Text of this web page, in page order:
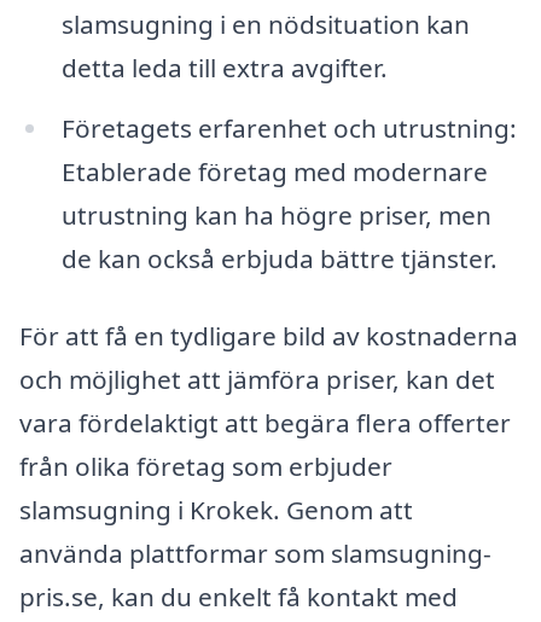
slamsugning i en nödsituation kan
detta leda till extra avgifter.
Företagets erfarenhet och utrustning:
Etablerade företag med modernare
utrustning kan ha högre priser, men
de kan också erbjuda bättre tjänster.
För att få en tydligare bild av kostnaderna
och möjlighet att jämföra priser, kan det
vara fördelaktigt att begära flera offerter
från olika företag som erbjuder
slamsugning i Krokek. Genom att
använda plattformar som slamsugning-
pris.se, kan du enkelt få kontakt med